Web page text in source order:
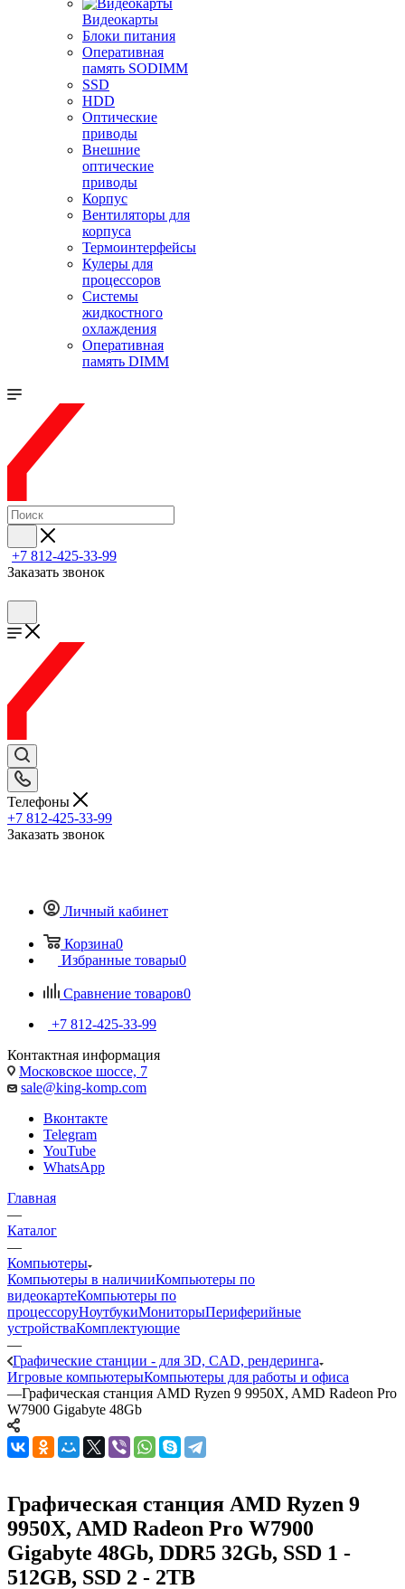
Видеокарты
Блоки питания
Оперативная
память SODIMM
SSD
HDD
Оптические
приводы
Внешние
оптические
приводы
Корпус
Вентиляторы для
корпуса
Термоинтерфейсы
Кулеры для
процессоров
Системы
жидкостного
охлаждения
Оперативная
память DIMM
+7 812-425-33-99
Заказать звонок
Телефоны
+7 812-425-33-99
Заказать звонок
Личный кабинет
Корзина0
Избранные товары0
Сравнение товаров0
+7 812-425-33-99
Контактная информация
Московское шоссе, 7
sale@king-komp.com
Вконтакте
Telegram
YouTube
WhatsApp
Главная
—
Каталог
—
Компьютеры
Компьютеры в наличииКомпьютеры по
видеокартеКомпьютеры по
процессоруНоутбукиМониторыПериферийные
устройстваКомплектующие
—
Графические станции - для 3D, CAD, рендеринга
Игровые компьютерыКомпьютеры для работы и офиса
—Графическая станция AMD Ryzen 9 9950X, AMD Radeon Pro
W7900 Gigabyte 48Gb
Графическая станция AMD Ryzen 9
9950X, AMD Radeon Pro W7900
Gigabyte 48Gb, DDR5 32Gb, SSD 1 -
512GB, SSD 2 - 2TB